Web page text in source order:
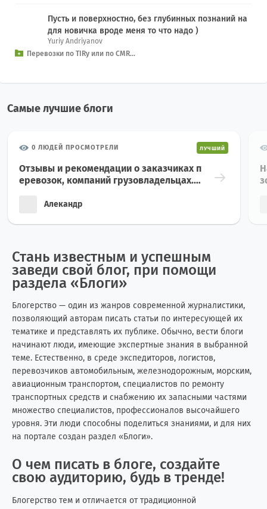
Пусть и поверхностно, без глубинных познаний на
для новичка вроде меня то что надо )
Yuriy Andriyanov
Перевозки по TIRу или по CMR...
Самые лучшие блоги
0 ЛЮДЕЙ ПРОСМОТРЕЛИ ЛУЧШИЙ
Отзывы и рекомендации о заказчиках п
еревозок, компаний грузовладельцах.
ых компаниях. Рынок международных г
асль эконом...
Алекандр
Стань известным и успешным
заведи свой блог, при помощи
раздела «Блоги»
Блогерство — один из жанров современной журналистики,
позволяющий авторам писать статьи по интересующей их
тематике и представлять их публике. Обычно, вести блоги
начинают люди, имеющие экспертные знания в выбранной
теме. Естественно, в среде экспедиторов, логистов,
перевозчиков автомобильным, железнодорожным, морским,
авиационным транспортом, специалистов по ремонту
транспортных средств и снабжению их запасными частями
множество специалистов, профессионалов высочайшего
уровня. Эти люди способны поделиться знаниями, и для них
на портале создан раздел «Блоги».
О чем писать в блоге, создайте
свою аудиторию, будь в тренде!
Блогерство тем и отличается от традиционной